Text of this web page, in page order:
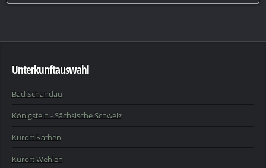
Unterkunftauswahl
Bad Schandau
Königstein - Sächsische Schweiz
Kurort Rathen
Kurort Wehlen